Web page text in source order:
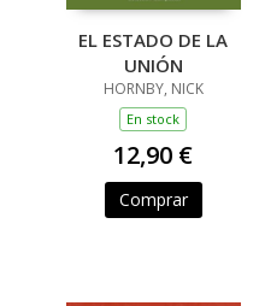
EL ESTADO DE LA
UNIÓN
HORNBY, NICK
En stock
12,90 €
Comprar